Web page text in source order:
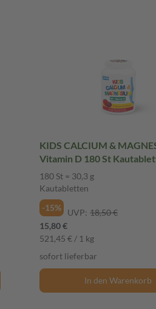
KIDS CALCIUM &
Vitamin D 180 St
180 St = 30,3 g
Kautabletten
-15%
UVP: 18,50 €
15,80 €
521,45 € / 1 kg
sofort lieferbar
In den Warenkorb